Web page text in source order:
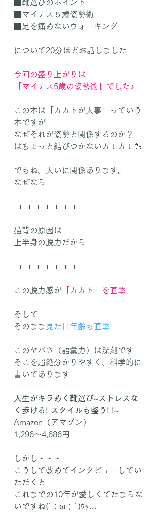
■靴選びのポイント
■マイナス５歳姿勢術
■足を痛めないウォーキング
について20分ほどお話しました
今回の盛り上がりは
「マイナス5歳の姿勢術」でした♪
この本は「カカトが大事」っていう
本ですが
なぜそれが姿勢と関係するのか？
はちょっと結びつかないカモカモ🦆
でもね、大いに関係あります。
なぜなら
+++++++++++++++
猫背の原因は
上半身の脱力だから
+++++++++++++++
この脱力感が 「カカト」を直撃
そして
そのまま 見た目年齢も直撃
このヤバさ（語彙力）は深刻です
そこを超絶分かりやすく、科学的に
書いてあります
人生がキラめく靴選び~ストレスな
く歩ける! スタイルも整う! !~
Amazon（アマゾン）
1,296〜4,686円
しかし・・・
こうして改めてインタビューしてい
ただくと
これまでの10年が愛しくてたまらな
いですね(´；ω；`)ｳｯ…